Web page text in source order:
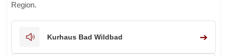
Region.
Kurhaus Bad Wildbad ➔